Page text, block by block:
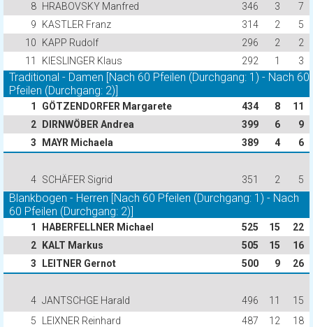
8 HRABOVSKY Manfred 346 3
7
9
KASTLER Franz 314 2
5
10
KAPP Rudolf 296 2
2
11
KIESLINGER Klaus 292 1 3
Traditional - Damen [Nach 60 Pfeilen (Durchgang: 1) - Nach 60
Pfeilen (Durchgang: 2)]
1 GÖTZENDORFER Margarete 434 8
11
2
DIRNWÖBER Andrea 399 6
9
3
MAYR Michaela 389 4 6
4 SCHÄFER Sigrid 351 2 5
Blankbogen - Herren [Nach 60 Pfeilen (Durchgang: 1) - Nach
60 Pfeilen (Durchgang: 2)]
1 HABERFELLNER Michael 525 15
22
2
KALT Markus 505 15
16
3
LEITNER Gernot 500 9 26
4 JANTSCHGE Harald 496 11
15
5
LEIXNER Reinhard 487 12
18